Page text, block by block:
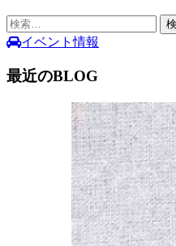
検
索:イベント情報
最近のBLOG